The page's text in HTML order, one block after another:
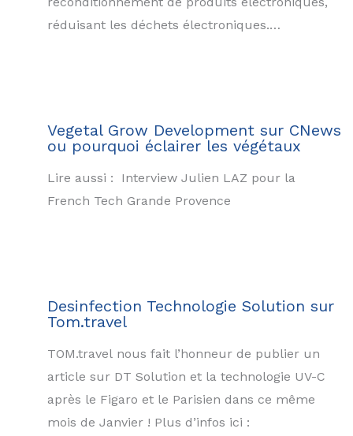
réduisant les déchets électroniques.…
Vegetal Grow Development sur CNews
ou pourquoi éclairer les végétaux
Lire aussi : Interview Julien LAZ pour la
French Tech Grande Provence
Desinfection Technologie Solution sur
Tom.travel
TOM.travel nous fait l’honneur de publier un
article sur DT Solution et la technologie UV-C
après le Figaro et le Parisien dans ce même
mois de Janvier ! Plus d’infos ici :